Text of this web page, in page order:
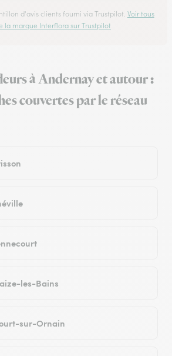
d'avis clients fourni via Trustpilot. Voir tous
la marque Interflora sur Trustpilot
à Andernay et autour :
couvertes par le réseau
les-Bains
sur-Ornain